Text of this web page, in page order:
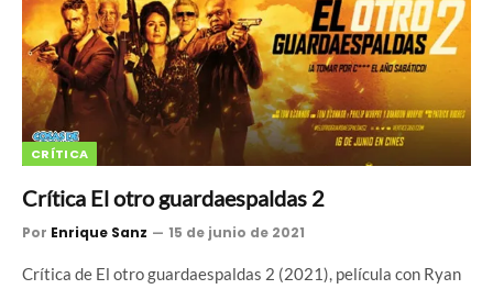
CRÍTICA
Crítica El otro guardaespaldas 2
Por Enrique Sanz 15 de junio de 2021
Crítica de El otro guardaespaldas 2 (2021), película con Ryan